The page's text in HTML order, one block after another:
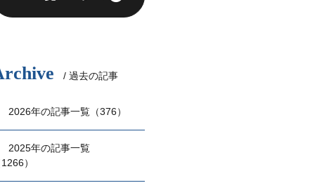
/ 過去の記事
2026年の記事一覧（376）
2025年の記事一覧
1266）